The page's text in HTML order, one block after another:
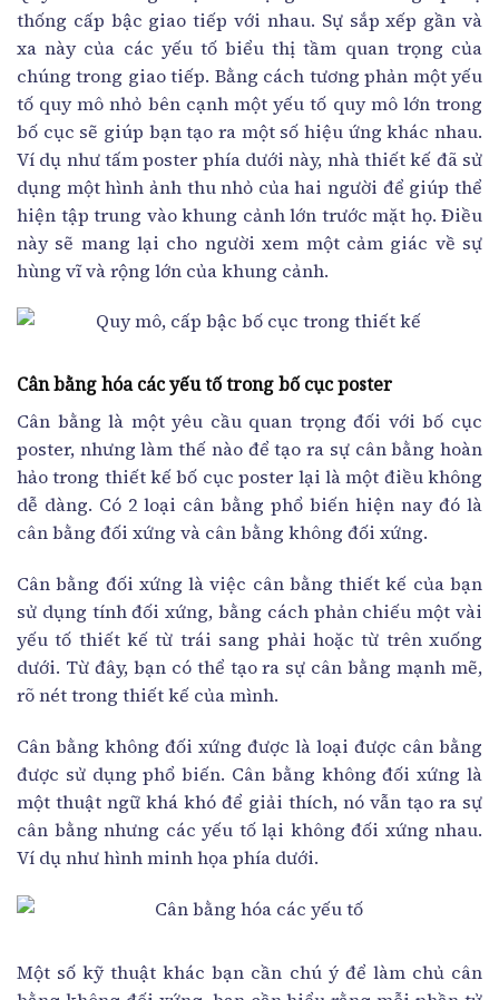
thống cấp bậc giao tiếp với nhau. Sự sắp xếp gần và
xa này của các yếu tố biểu thị tầm quan trọng của
chúng trong giao tiếp. Bằng cách tương phản một yếu
tố quy mô nhỏ bên cạnh một yếu tố quy mô lớn trong
bố cục sẽ giúp bạn tạo ra một số hiệu ứng khác nhau.
Ví dụ như tấm poster phía dưới này, nhà thiết kế đã sử
dụng một hình ảnh thu nhỏ của hai người để giúp thể
hiện tập trung vào khung cảnh lớn trước mặt họ. Điều
này sẽ mang lại cho người xem một cảm giác về sự
hùng vĩ và rộng lớn của khung cảnh.
Cân bằng hóa các yếu tố trong bố cục poster
Cân bằng là một yêu cầu quan trọng đối với bố cục
poster, nhưng làm thế nào để tạo ra sự cân bằng hoàn
hảo trong thiết kế bố cục poster lại là một điều không
dễ dàng. Có 2 loại cân bằng phổ biến hiện nay đó là
cân bằng đối xứng và cân bằng không đối xứng.
Cân bằng đối xứng là việc cân bằng thiết kế của bạn
sử dụng tính đối xứng, bằng cách phản chiếu một vài
yếu tố thiết kế từ trái sang phải hoặc từ trên xuống
dưới. Từ đây, bạn có thể tạo ra sự cân bằng mạnh mẽ,
rõ nét trong thiết kế của mình.
Cân bằng không đối xứng được là loại được cân bằng
được sử dụng phổ biến. Cân bằng không đối xứng là
một thuật ngữ khá khó để giải thích, nó vẫn tạo ra sự
cân bằng nhưng các yếu tố lại không đối xứng nhau.
Ví dụ như hình minh họa phía dưới.
Một số kỹ thuật khác bạn cần chú ý để làm chủ cân